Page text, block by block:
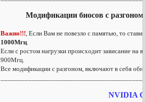
Модификации биосов с
Важно!!!, Если Вам не повезло с памятью, то
1000Мгц.
Если с ростом нагрузки происходит зависание на
900Мгц.
Все модификации с разгоном, включают в себя
NVIDIA